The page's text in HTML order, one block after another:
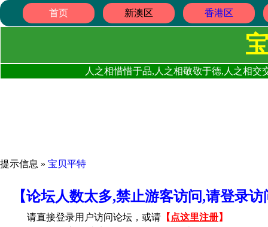
首页 新澳区 香港区
人之相惜惜于品,人之相敬敬于德,人之相
提示信息 » 宝贝平特
【论坛人数太多,禁止游客访问,请登录
请直接登录用户访问论坛，或请 【 点这里注册】